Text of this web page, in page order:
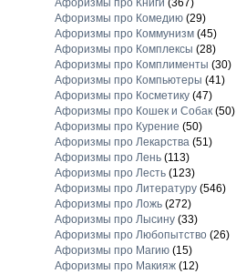
Афоризмы про Книги (367)
Афоризмы про Комедию(29)
Афоризмы про Коммунизм(45)
Афоризмы про Комплексы (28)
Афоризмы про Комплименты (30)
Афоризмы про Компьютеры (41)
Афоризмы про Косметику(47)
Афоризмы про Кошек и Собак(50)
Афоризмы про Курение (50)
Афоризмы про Лекарства(51)
Афоризмы про Лень(113)
Афоризмы про Лесть(123)
Афоризмы про Литературу(546)
Афоризмы про Ложь(272)
Афоризмы про Лысину(33)
Афоризмы про Любопытство(26)
Афоризмы про Магию(15)
Афоризмы про Макияж(12)